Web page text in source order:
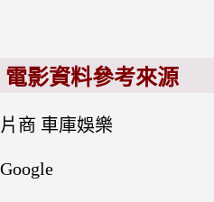
電影資料參考來源
片商 車庫娛樂
Google